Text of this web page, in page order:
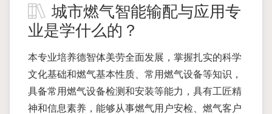
城市燃气智能输配与应用专
业是学什么的？
本专业培养德智体美劳全面发展，掌握扎实的科学
文化基础和燃气基本性质、常用燃气设备等知识，
具备常用燃气设备检测和安装等能力，具有工匠精
神和信息素养，能够从事燃气用户安检、燃气客户